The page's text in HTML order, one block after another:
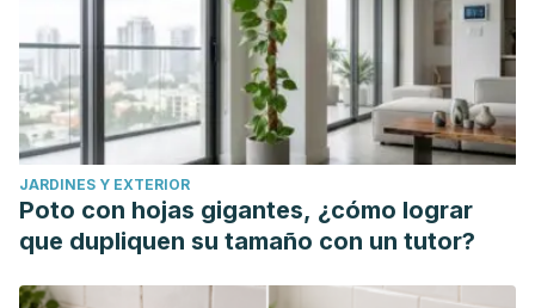
pressure in chronic administration. J Med Food. 2013
Jun;16(6):558-63. doi: 10.1089/jmf.2012.2664. Epub 2013 Jun
4. PMID: 23735001; PMCID: PMC3684138.
Dianat M, Veisi A, Ahangarpour A, Fathi Moghaddam H. The
effect of hydro-alcoholic celery (Apiumgraveolens) leaf
extract on cardiovascular parameters and lipid profile in
animal model of hypertension induced by fructose.
Avicenna J Phytomed. 2015 May-Jun;5(3):203-9. PMID:
26101753; PMCID: PMC4469955.
JARDINES Y EXTERIOR
Poto con hojas gigantes, ¿cómo lograr
que dupliquen su tamaño con un tutor?